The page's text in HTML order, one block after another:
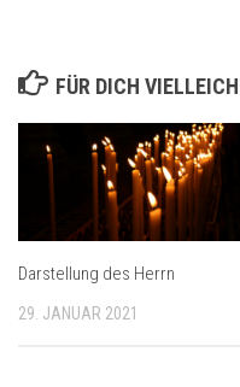
FÜR DICH
Darstellung des Herrn
29. JANUAR 2021